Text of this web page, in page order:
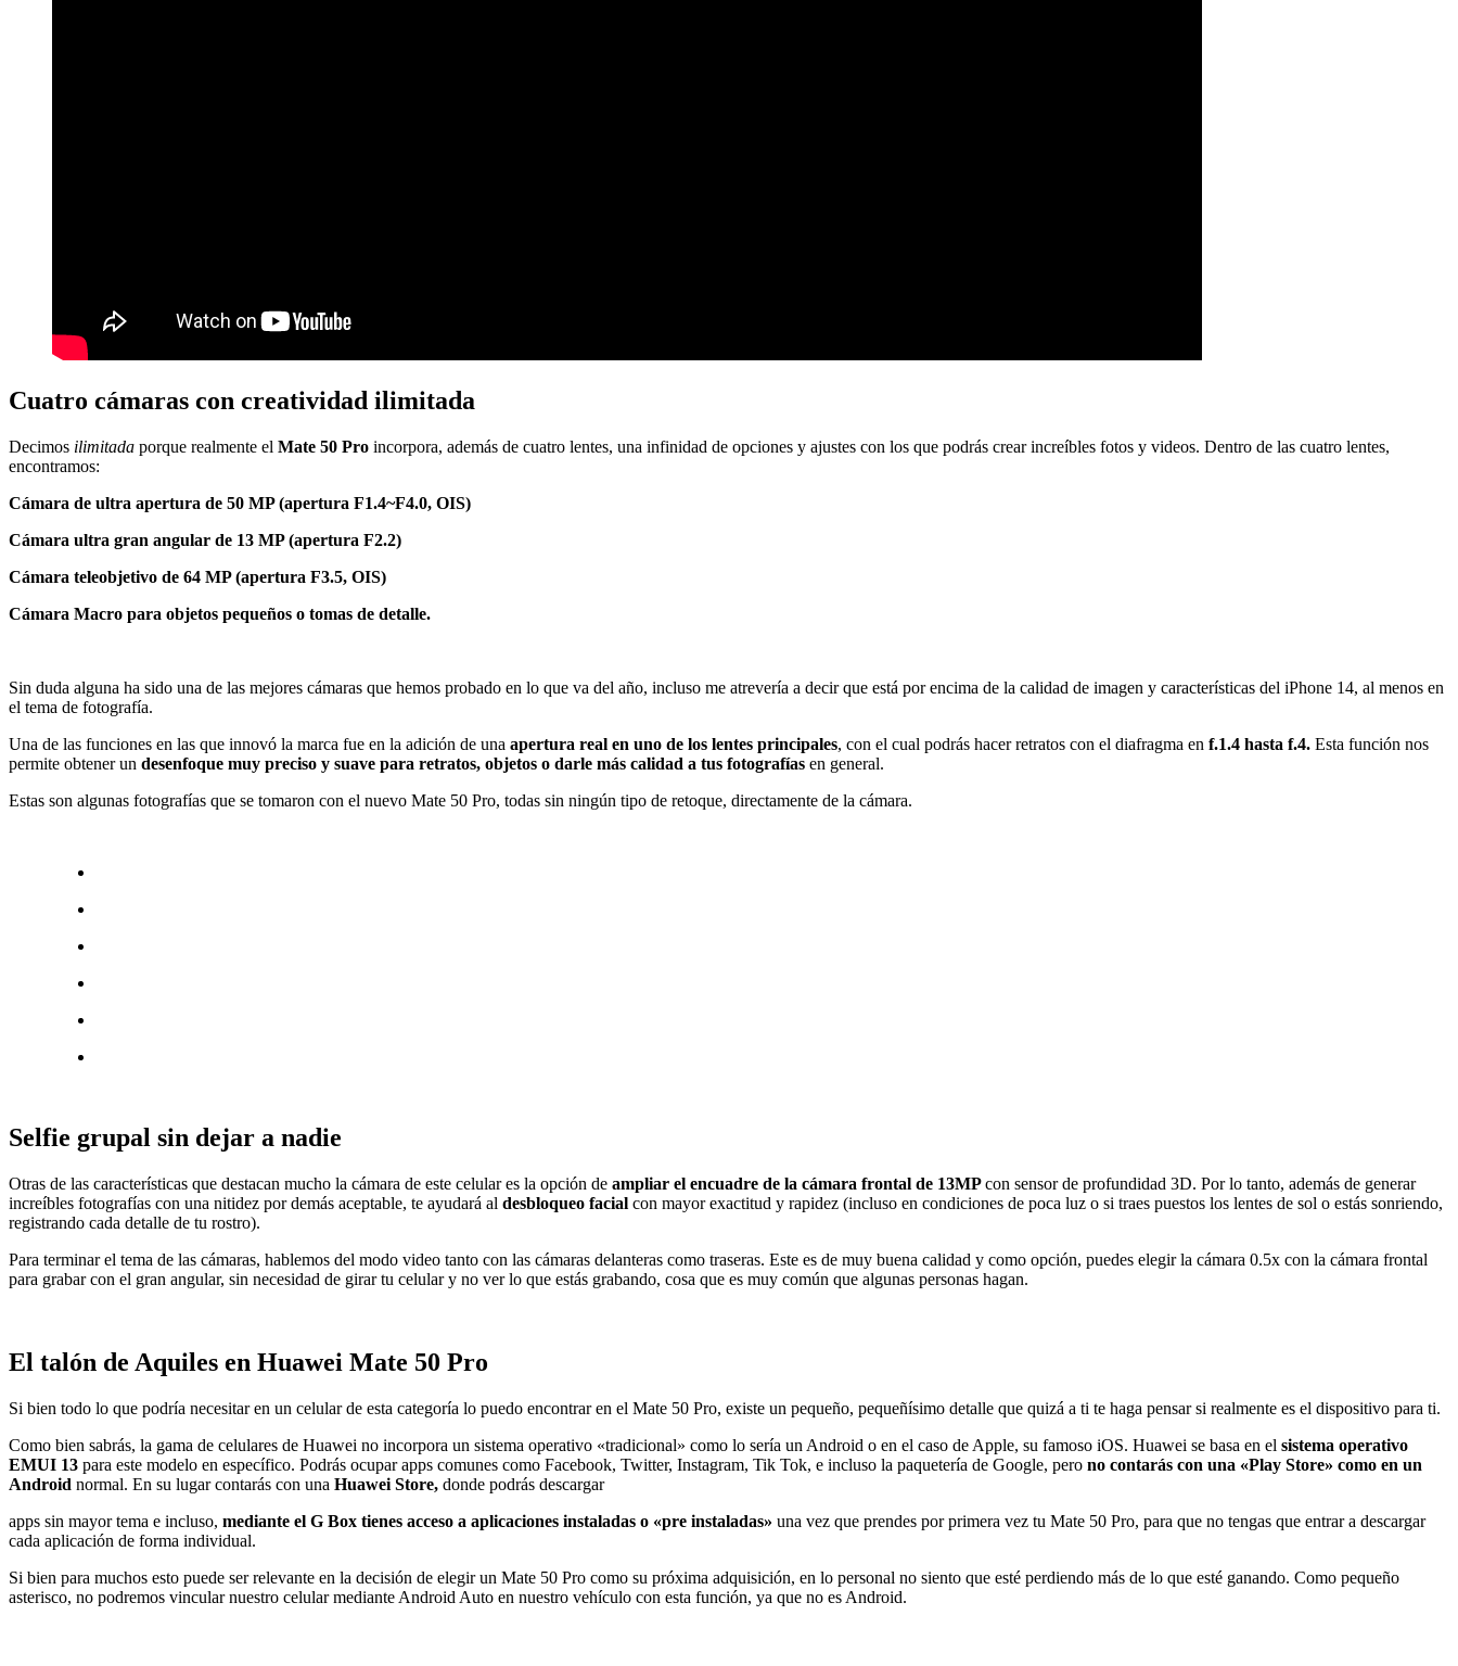
Cuatro cámaras con creatividad ilimitada
Decimos ilimitada porque realmente el Mate 50 Pro incorpora, además de cuatro lentes, una infinidad de opciones y ajustes con los que podrás crear increíbles fotos y videos. Dentro de las cuatro lentes,
encontramos:
Cámara de ultra apertura de 50 MP (apertura F1.4~F4.0, OIS)
Cámara ultra gran angular de 13 MP (apertura F2.2)
Cámara teleobjetivo de 64 MP (apertura F3.5, OIS)
Cámara Macro para objetos pequeños o tomas de detalle.
Sin duda alguna ha sido una de las mejores cámaras que hemos probado en lo que va del año, incluso me atrevería a decir que está por encima de la calidad de imagen y características del iPhone 14, al menos en
el tema de fotografía.
Una de las funciones en las que innovó la marca fue en la adición de una apertura real en uno de los lentes principales, con el cual podrás hacer retratos con el diafragma en f.1.4 hasta f.4. Esta función nos
permite obtener un desenfoque muy preciso y suave para retratos, objetos o darle más calidad a tus fotografías en general.
Estas son algunas fotografías que se tomaron con el nuevo Mate 50 Pro, todas sin ningún tipo de retoque, directamente de la cámara.
Selfie grupal sin dejar a nadie
Otras de las características que destacan mucho la cámara de este celular es la opción de ampliar el encuadre de la cámara frontal de 13MPcon sensor de profundidad 3D. Por lo tanto, además de generar
increíbles fotografías con una nitidez por demás aceptable, te ayudará al desbloqueo facial con mayor exactitud y rapidez (incluso en condiciones de poca luz o si traes puestos los lentes de sol o estás sonriendo,
registrando cada detalle de tu rostro).
Para terminar el tema de las cámaras, hablemos del modo video tanto con las cámaras delanteras como traseras. Este es de muy buena calidad y como opción, puedes elegir la cámara 0.5x con la cámara frontal
para grabar con el gran angular, sin necesidad de girar tu celular y no ver lo que estás grabando, cosa que es muy común que algunas personas hagan.
El talón de Aquiles en Huawei Mate 50 Pro
Si bien todo lo que podría necesitar en un celular de esta categoría lo puedo encontrar en el Mate 50 Pro, existe un pequeño, pequeñísimo detalle que quizá a ti te haga pensar si realmente es el dispositivo para ti.
Como bien sabrás, la gama de celulares de Huawei no incorpora un sistema operativo «tradicional» como lo sería un Android o en el caso de Apple, su famoso iOS. Huawei se basa en el sistema operativo
EMUI 13 para este modelo en específico. Podrás ocupar apps comunes como Facebook, Twitter, Instagram, Tik Tok, e incluso la paquetería de Google, pero no contarás con una «Play Store» como en un
Android normal. En su lugar contarás con una Huawei Store, donde podrás descargar
apps sin mayor tema e incluso, mediante el G Box tienes acceso a aplicaciones instaladas o «pre instaladas» una vez que prendes por primera vez tu Mate 50 Pro, para que no tengas que entrar a descargar
cada aplicación de forma individual.
Si bien para muchos esto puede ser relevante en la decisión de elegir un Mate 50 Pro como su próxima adquisición, en lo personal no siento que esté perdiendo más de lo que esté ganando. Como pequeño
asterisco, no podremos vincular nuestro celular mediante Android Auto en nuestro vehículo con esta función, ya que no es Android.